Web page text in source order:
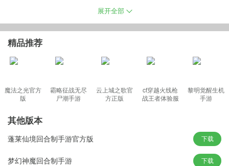
唯美精致的3D画面，殿堂级配乐原声，缔造震撼视听盛宴；自由对
伴，神器助开天，以最佳的状态一起来体验一场巅峰神话故事，为
荣耀与正义而战！
飞升西游bt版游戏特色
1.刺激的pk玩法，与不同的玩家对决
2.丰富的日常活动，不存在枯燥的时刻
游戏亮点
1、百变萌动角色，回合竞技，副本不断
展开全部
精品推荐
魔法之光官方
版
霸略征战无尽
尸潮手游
云上城之歌官
方正版
cf穿越火线枪
战王者体验服
黎明觉醒生机
手游
其他版本
蓬莱仙境回合制手游官方版 下载
梦幻神魔回合制手游 下载